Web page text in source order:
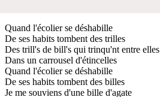
Quand l'écolier se déshabille
De ses habits tombent des trilles
Des trill's de bill's qui trinqu'nt entre elles
Dans un carrousel d'étincelles
Quand l'écolier se déshabille
De ses habits tombent des billes
Je me souviens d'une bille d'agate